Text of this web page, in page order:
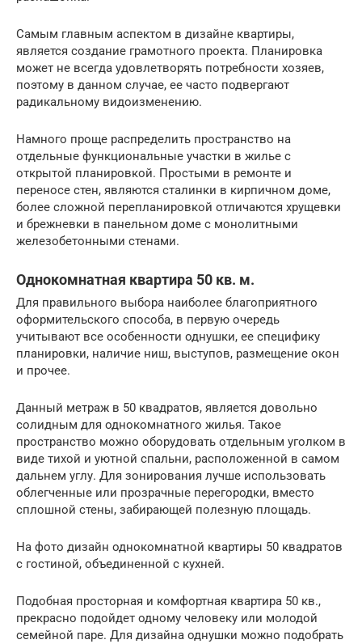
Самым главным аспектом в дизайне квартиры,
является создание грамотного проекта. Планировка
может не всегда удовлетворять потребности хозяев,
поэтому в данном случае, ее часто подвергают
радикальному видоизменению.
Намного проще распределить пространство на
отдельные функциональные участки в жилье с
открытой планировкой. Простыми в ремонте и
переносе стен, являются сталинки в кирпичном доме,
более сложной перепланировкой отличаются хрущевки
и брежневки в панельном доме с монолитными
железобетонными стенами.
Однокомнатная квартира 50 кв. м.
Для правильного выбора наиболее благоприятного
оформительского способа, в первую очередь
учитывают все особенности однушки, ее специфику
планировки, наличие ниш, выступов, размещение окон
и прочее.
Данный метраж в 50 квадратов, является довольно
солидным для однокомнатного жилья. Такое
пространство можно оборудовать отдельным уголком в
виде тихой и уютной спальни, расположенной в самом
дальнем углу. Для зонирования лучше использовать
облегченные или прозрачные перегородки, вместо
сплошной стены, забирающей полезную площадь.
На фото дизайн однокомнатной квартиры 50 квадратов
с гостиной, объединенной с кухней.
Подобная просторная и комфортная квартира 50 кв.,
прекрасно подойдет одному человеку или молодой
семейной паре. Для дизайна однушки можно подобрать